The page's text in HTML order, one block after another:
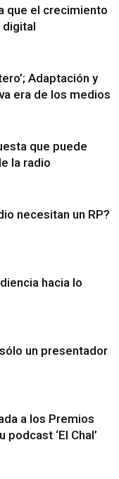
que el crecimiento
digital
Adaptación y
era de los medios
que puede
la radio
necesitan un RP?
hacia lo
un presentador
a los Premios
‘El Chal’